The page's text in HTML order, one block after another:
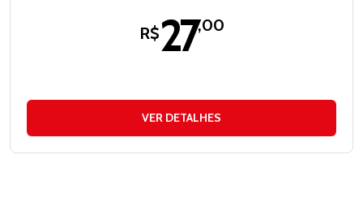
R$27,00
VER DETALHES